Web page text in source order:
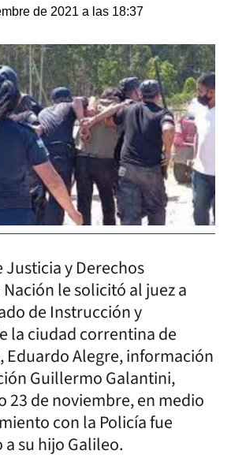
de 2021 a las 18:37
Justicia y Derechos
le solicitó al juez a
de Instrucción y
la ciudad correntina de
Eduardo Alegre, información
Guillermo Galantini,
23 de noviembre, en medio
con la Policía fue
su hijo Galileo.